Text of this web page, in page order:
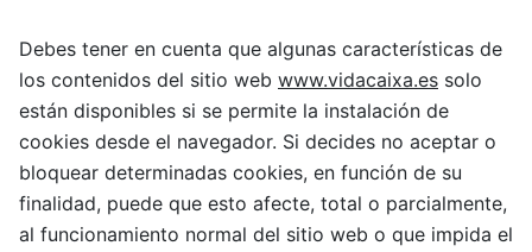
Debes tener en cuenta que algunas características de
los contenidos del sitio web www.vidacaixa.es solo
están disponibles si se permite la instalación de
cookies desde el navegador. Si decides no aceptar o
bloquear determinadas cookies, en función de su
finalidad, puede que esto afecte, total o parcialmente,
al funcionamiento normal del sitio web o que impida el